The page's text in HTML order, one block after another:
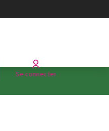
Se connecter